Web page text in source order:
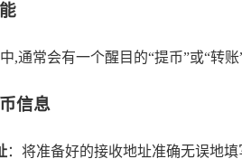
,通常会有一个醒目的“提币”或“转
信息
：将准备好的接收地址准确无误地